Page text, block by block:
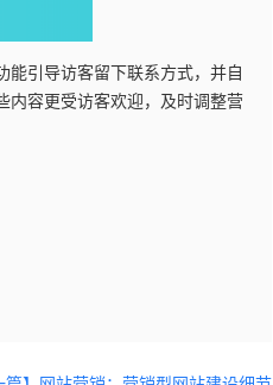
引导访客留下联系方式，并自
内容更受访客欢迎，及时调整营